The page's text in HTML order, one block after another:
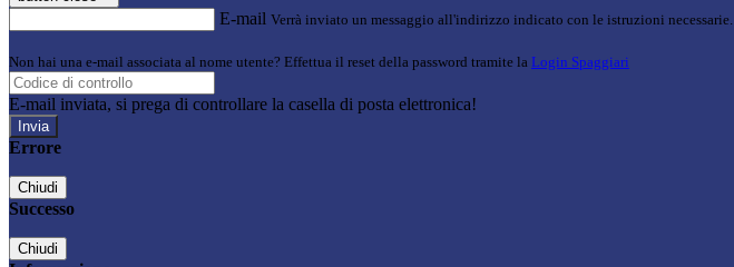
E-mail Verrà inviato un messaggio all'indirizzo indicato con le istruzioni necessarie.
Non hai una e-mail associata al nome utente? Effettua il reset della password tramite la Login Spaggiari
E-mail inviata, si prega di controllare la casella di posta elettronica!
Errore
Chiudi
Successo
Chiudi